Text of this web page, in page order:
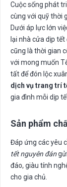
Cuộc sống phát
cùng với quỹ thời
Dưới áp lực lớn
lại nhà cửa dịp
cũng là thời gian
với mong muốn
tất để đón lộc
dịch vụ trang trí
gia đình mỗi dịp
Sản phẩm
Đáp ứng các yêu
tết nguyên đán
đáo, giàu tính
cho gia chủ.